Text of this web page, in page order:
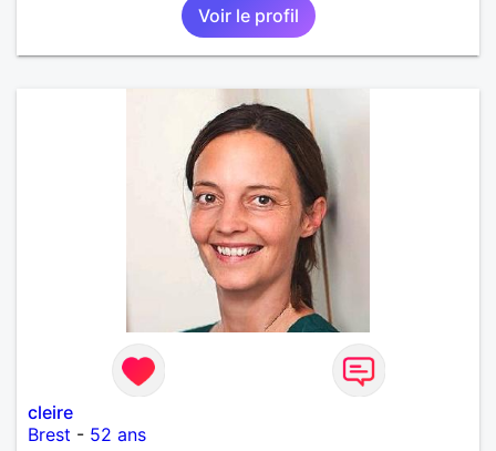
Voir le profil
cleire
Brest - 52 ans